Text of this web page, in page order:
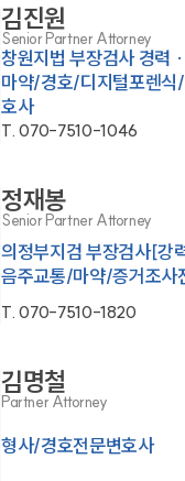
김진원
Senior Partner Attorney
창원지법 부장검사 경력 ·
마약/경호/디지털포렌식
호사
T.070-7510-1046
정재봉
Senior Partner Attorney
의정부지검 부장검사[강
음주교통/마약/증거조사
T.070-7510-1820
김명철
Partner Attorney
형사/경호전문변호사